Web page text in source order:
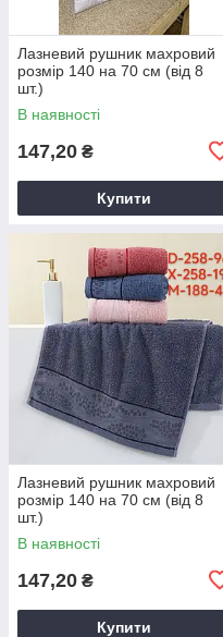
Лазневий рушник махровий
розмір 140 на 70 см (від 8
шт.)
В наявності
147,20 ₴
Купити
Лазневий рушник махровий
розмір 140 на 70 см (від 8
шт.)
В наявності
147,20 ₴
Купити